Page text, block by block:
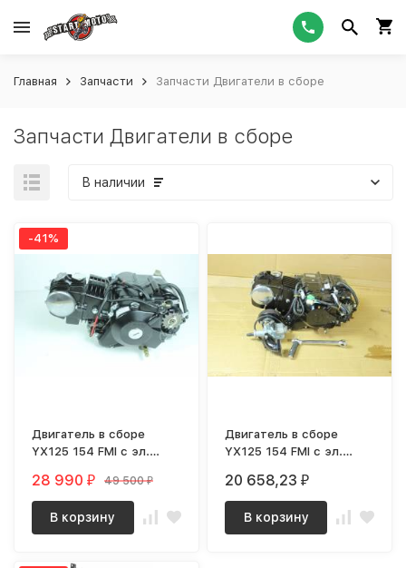
Главная Запчасти Запчасти Двигатели в сборе
Запчасти Двигатели в сборе
В наличии
-41%
Двигатель в сборе
YX125 154 FMI с эл.
28 990₽ 49 500₽
В корзину
Двигатель в сборе
YX125 154 FMI с эл.
20 658,23₽
В корзину